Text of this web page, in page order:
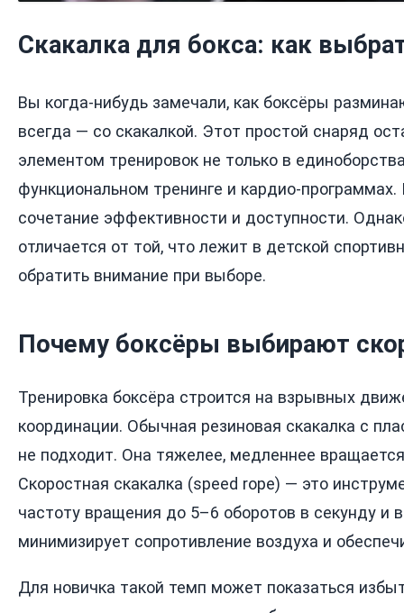
Скакалка для бокса: как
Вы когда-нибудь замечали, как боксёры
всегда — со скакалкой. Этот простой снаряд
элементом тренировок не только в
функциональном тренинге и кардио-
сочетание эффективности и доступности.
отличается от той, что лежит в детской
обратить внимание при выборе.
Почему боксёры выбирают
Тренировка боксёра строится на взрывных
координации. Обычная резиновая скакалка с
не подходит. Она тяжелее, медленнее
Скоростная скакалка (speed rope) — это
частоту вращения до 5–6 оборотов в секунду и
минимизирует сопротивление воздуха и
Для новичка такой темп может показаться